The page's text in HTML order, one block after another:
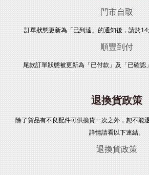
門市自取
訂單狀態更新為「已到達」的通知後，請於14
順豐到付
尾款訂單狀態被更新為「已付款」及「已確認
退換貨政策
除了貨品有不良配件可供換貨一次之外，恕不能
詳情請看以下連結。
退換貨政策